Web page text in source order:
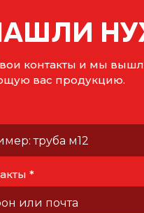
контакты и мы
вас продукцию.
*